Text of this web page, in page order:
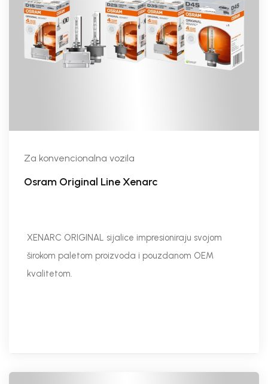
Za konvencionalna vozila
Osram Original Line Xenarc
XENARC ORIGINAL sijalice impresioniraju svojom
širokom paletom proizvoda i pouzdanom OEM
kvalitetom.